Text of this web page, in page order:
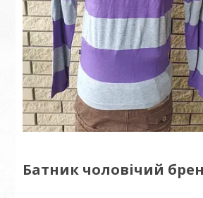
Батник чоловічий